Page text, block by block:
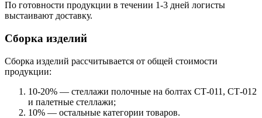
По готовности продукции в течении 1-3 дней логисты
выстаивают доставку.
Сборка изделий
Сборка изделий рассчитывается от общей стоимости
продукции:
10-20% — стеллажи полочные на болтах СТ-011, СТ-012
и палетные стеллажи;
10% — остальные категории товаров.